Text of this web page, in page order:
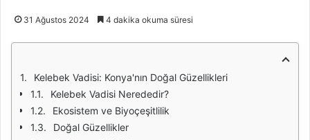
31 Ağustos 2024 4 dakika okuma süresi
Kelebek Vadisi: Konya'nın Doğal Güzellikleri
Kelebek Vadisi Nerededir?
Ekosistem ve Biyoçeşitlilik
Doğal Güzellikler